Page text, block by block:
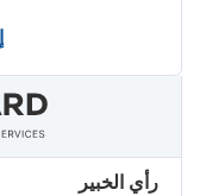
رأي الخبير